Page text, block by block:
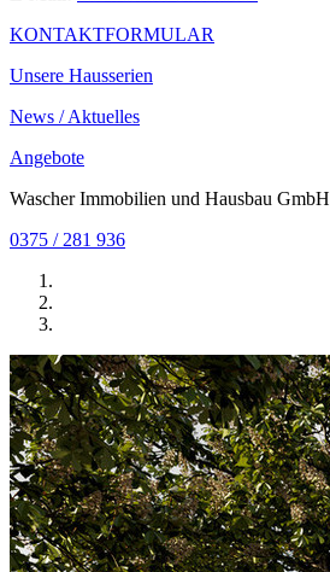
KONTAKTFORMULAR
Unsere Hausserien
News / Aktuelles
Angebote
Wascher Immobilien und Hausbau GmbH
0375 / 281 936